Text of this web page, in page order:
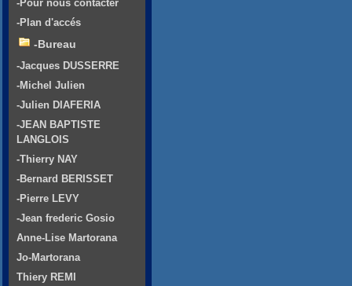
-Pour nous contacter
-Plan d'accés
-Bureau
-Jacques DUSSERRE
-Michel Julien
-Julien DIAFERIA
-JEAN BAPTISTE
LANGLOIS
-Thierry NAY
-Bernard BERISSET
-Pierre LEVY
-Jean frederic Gosio
Anne-Lise Martorana
Jo-Martorana
Thiery REMI